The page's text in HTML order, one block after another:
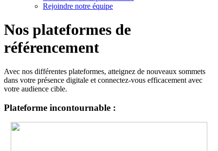
Rejoindre notre équipe
Nos plateformes de
référencement
Avec nos différentes plateformes, atteignez de nouveaux sommets
dans votre présence digitale et connectez-vous efficacement avec
votre audience cible.
Plateforme incontournable :